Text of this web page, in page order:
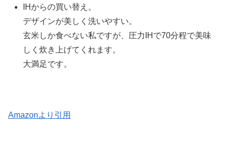
IHからの買い替え。
デザインが美しく洗いやすい。
玄米しか食べない私ですが、圧力IHで70分程で美味
しく炊き上げてくれます。
大満足です。
Amazonより引用